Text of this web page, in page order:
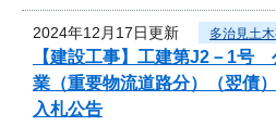
2024年12月17日更新 多治見土
【建設工事】工建第J2－1
業（重要物流道路分）（翌債
入札公告